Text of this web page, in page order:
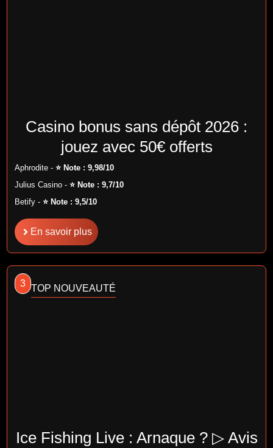
Casino bonus sans dépôt 2026 :
jouez avec 50€ offerts
Aphrodite -⭐ Note : 9,98/10
Julius Casino -⭐ Note : 9,7/10
Betify -⭐ Note : 9,5/10
En savoir plus
3 TOP NOUVEAUTÉ
Ice Fishing Live : Arnaque ? ▷ Avis